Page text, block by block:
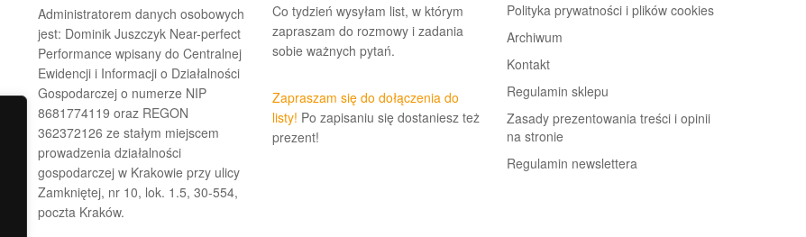
Administratorem danych osobowych
jest: Dominik Juszczyk Near-perfect
Performance wpisany do Centralnej
Ewidencji i Informacji o Działalności
Gospodarczej o numerze NIP
8681774119 oraz REGON
362372126 ze stałym miejscem
prowadzenia działalności
gospodarczej w Krakowie przy ulicy
Zamkniętej, nr 10, lok. 1.5, 30-554,
poczta Kraków.
Co tydzień wysyłam list, w którym
zapraszam do rozmowy i zadania
sobie ważnych pytań.
Zapraszam się do dołączenia do
listy! Po zapisaniu się dostaniesz też
prezent!
Polityka prywatności i plików cookies
Archiwum
Kontakt
Regulamin sklepu
Zasady prezentowania treści i opinii
na stronie
Regulamin newslettera